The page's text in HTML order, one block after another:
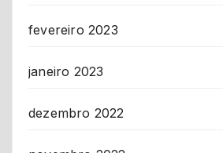
fevereiro 2023
janeiro 2023
dezembro 2022